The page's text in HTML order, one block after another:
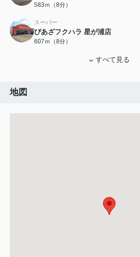
583ｍ（8分）
スーパー
ぴあざフクハラ 星が浦店
607ｍ（8分）
すべて見る
地図